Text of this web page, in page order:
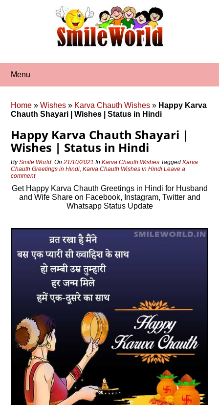
Menu
Home »Wishes » Karva Chauth Wishes » Happy Karva
Chauth Shayari | Wishes | Status in Hindi
Happy Karva Chauth Shayari |
Wishes | Status in Hindi
BySmile World On21/10/2021 InKarva Chauth Wishes TaggedKarva
Chauth Greetings in Hindi,Karva Chauth Wishes in Hindi Leave a
comment
Get Happy Karva Chauth Greetings in Hindi for Husband
and Wife Share on Facebook, Instagram, Twitter and
Whatsapp Status Update